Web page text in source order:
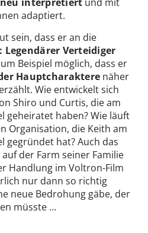
adaptiert.
sein, dass er an die
Verteidiger
Beispiel möglich, dass er
Hauptcharaktere näher
Wie entwickelt sich
Shiro und Curtis, die am
geheiratet haben? Wie läuft
Organisation, die Keith am
gegründet hat? Auch das
der Farm seiner Familie
Handlung im Voltron-Film
nur dann so richtig
neue Bedrohung gäbe, der
müsste …